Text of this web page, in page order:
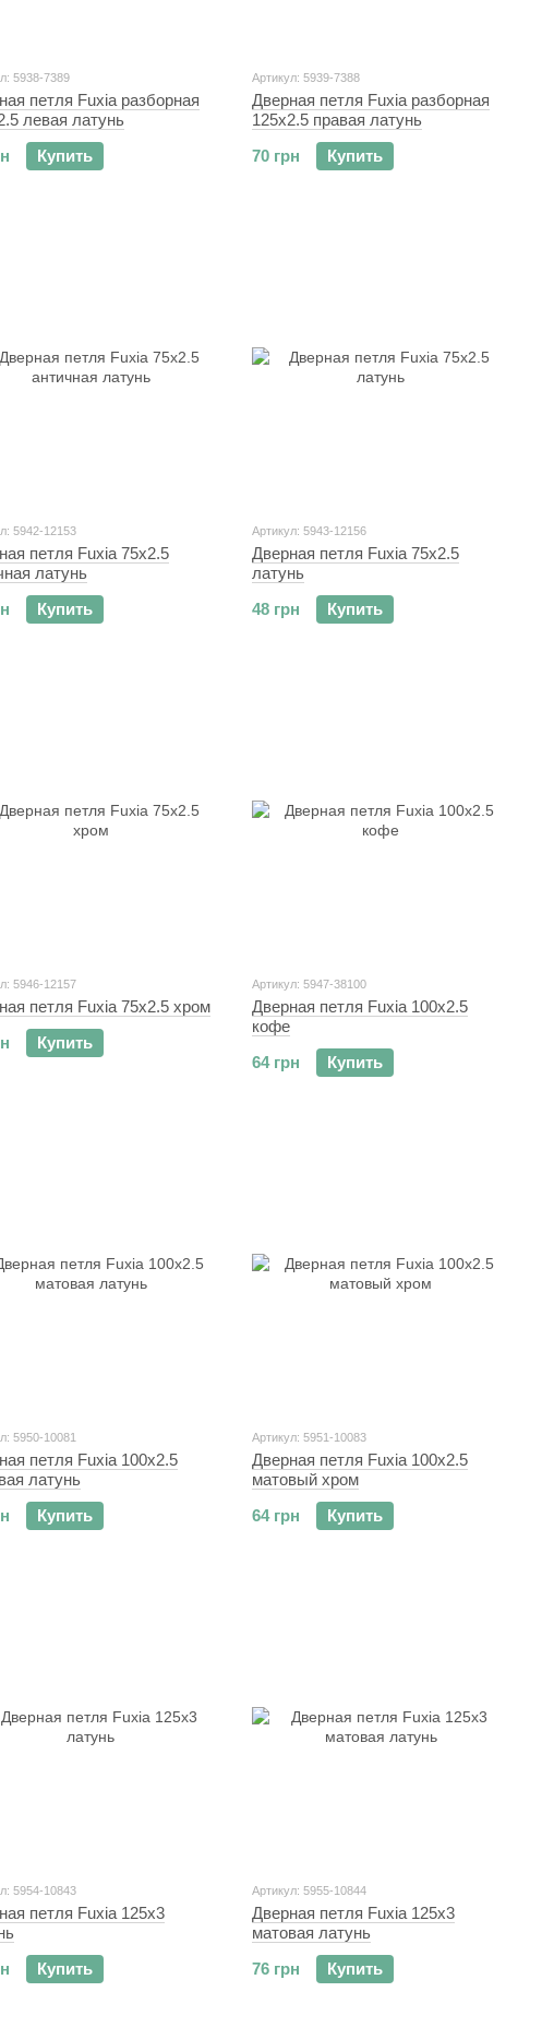
5938-7389
петля Fuxia разборная
левая латунь
Купить
Артикул: 5939-7388
Дверная петля Fuxia разборная
125x2.5 правая латунь
70 грн
Купить
5942-12153
петля Fuxia 75x2.5
латунь
Купить
Артикул: 5943-12156
Дверная петля Fuxia 75x2.5
латунь
48 грн
Купить
5946-12157
петля Fuxia 75x2.5 хром
Купить
Артикул: 5947-38100
Дверная петля Fuxia 100x2.5
кофе
64 грн
Купить
5950-10081
петля Fuxia 100x2.5
латунь
Купить
Артикул: 5951-10083
Дверная петля Fuxia 100x2.5
матовый хром
64 грн
Купить
5954-10843
петля Fuxia 125x3
Купить
Артикул: 5955-10844
Дверная петля Fuxia 125x3
матовая латунь
76 грн
Купить